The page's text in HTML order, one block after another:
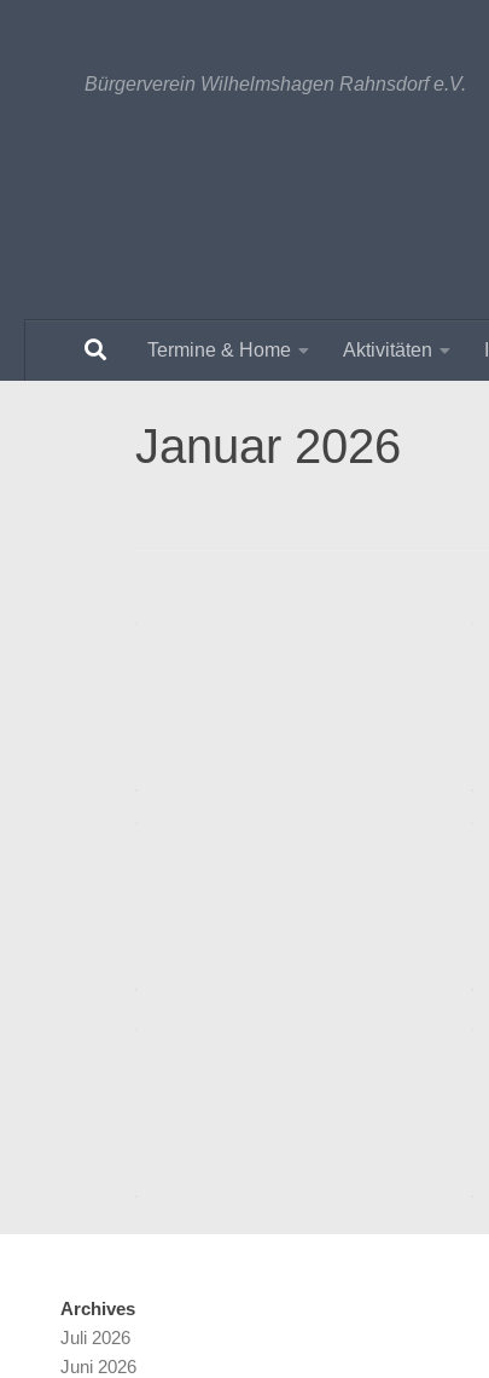
Bürgerverein Wilhelmshagen Rahnsdorf e.V.
Termine & Home Aktivitäten
Januar 2026
Archives
Juli 2026
Juni 2026